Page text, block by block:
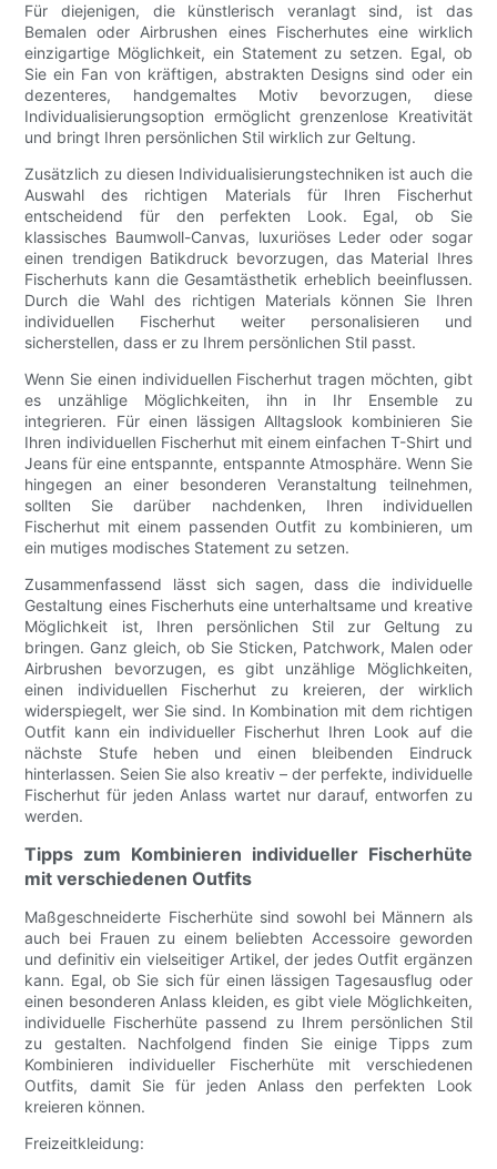
Für diejenigen, die künstlerisch veranlagt sind, ist das
Bemalen oder Airbrushen eines Fischerhutes eine wirklich
einzigartige Möglichkeit, ein Statement zu setzen. Egal, ob
Sie ein Fan von kräftigen, abstrakten Designs sind oder ein
dezenteres, handgemaltes Motiv bevorzugen, diese
Individualisierungsoption ermöglicht grenzenlose Kreativität
und bringt Ihren persönlichen Stil wirklich zur Geltung.
Zusätzlich zu diesen Individualisierungstechniken ist auch die
Auswahl des richtigen Materials für Ihren Fischerhut
entscheidend für den perfekten Look. Egal, ob Sie
klassisches Baumwoll-Canvas, luxuriöses Leder oder sogar
einen trendigen Batikdruck bevorzugen, das Material Ihres
Fischerhuts kann die Gesamtästhetik erheblich beeinflussen.
Durch die Wahl des richtigen Materials können Sie Ihren
individuellen Fischerhut weiter personalisieren und
sicherstellen, dass er zu Ihrem persönlichen Stil passt.
Wenn Sie einen individuellen Fischerhut tragen möchten, gibt
es unzählige Möglichkeiten, ihn in Ihr Ensemble zu
integrieren. Für einen lässigen Alltagslook kombinieren Sie
Ihren individuellen Fischerhut mit einem einfachen T-Shirt und
Jeans für eine entspannte, entspannte Atmosphäre. Wenn Sie
hingegen an einer besonderen Veranstaltung teilnehmen,
sollten Sie darüber nachdenken, Ihren individuellen
Fischerhut mit einem passenden Outfit zu kombinieren, um
ein mutiges modisches Statement zu setzen.
Zusammenfassend lässt sich sagen, dass die individuelle
Gestaltung eines Fischerhuts eine unterhaltsame und kreative
Möglichkeit ist, Ihren persönlichen Stil zur Geltung zu
bringen. Ganz gleich, ob Sie Sticken, Patchwork, Malen oder
Airbrushen bevorzugen, es gibt unzählige Möglichkeiten,
einen individuellen Fischerhut zu kreieren, der wirklich
widerspiegelt, wer Sie sind. In Kombination mit dem richtigen
Outfit kann ein individueller Fischerhut Ihren Look auf die
nächste Stufe heben und einen bleibenden Eindruck
hinterlassen. Seien Sie also kreativ – der perfekte, individuelle
Fischerhut für jeden Anlass wartet nur darauf, entworfen zu
werden.
Tipps zum Kombinieren individueller Fischerhüte
mit verschiedenen Outfits
Maßgeschneiderte Fischerhüte sind sowohl bei Männern als
auch bei Frauen zu einem beliebten Accessoire geworden
und definitiv ein vielseitiger Artikel, der jedes Outfit ergänzen
kann. Egal, ob Sie sich für einen lässigen Tagesausflug oder
einen besonderen Anlass kleiden, es gibt viele Möglichkeiten,
individuelle Fischerhüte passend zu Ihrem persönlichen Stil
zu gestalten. Nachfolgend finden Sie einige Tipps zum
Kombinieren individueller Fischerhüte mit verschiedenen
Outfits, damit Sie für jeden Anlass den perfekten Look
kreieren können.
Freizeitkleidung: